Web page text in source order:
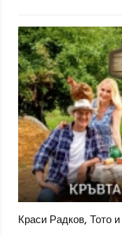
Краси Радков, Тото